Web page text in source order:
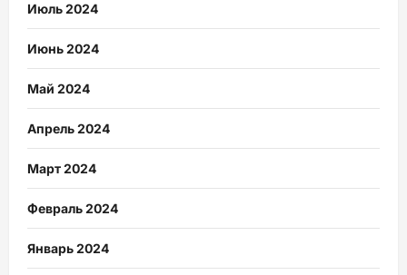
Июль 2024
Июнь 2024
Май 2024
Апрель 2024
Март 2024
Февраль 2024
Январь 2024